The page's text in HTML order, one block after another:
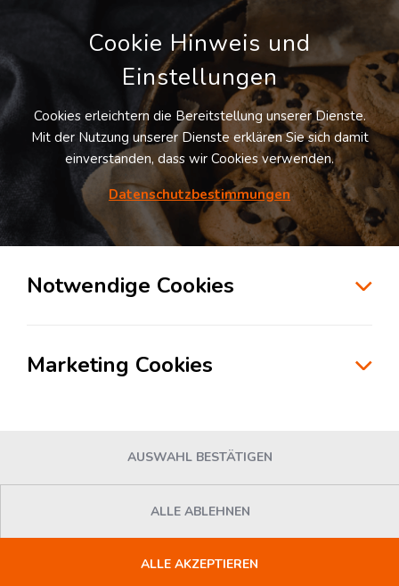
LOGIVISOR SUCHE
Lagerflächen in Zeithain
Cookie Hinweis und
Einstellungen
Cookies erleichtern die Bereitstellung unserer Dienste.
Mit der Nutzung unserer Dienste erklären Sie sich damit
einverstanden, dass wir Cookies verwenden.
Datenschutzbestimmungen
Notwendige Cookies
Marketing Cookies
AUSWAHL BESTÄTIGEN
ALLE ABLEHNEN
ALLE AKZEPTIEREN